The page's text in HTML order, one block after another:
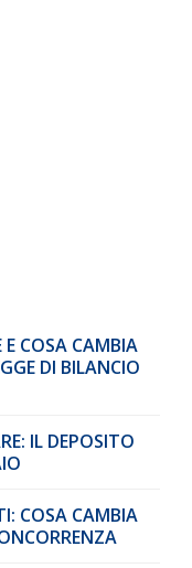
E COSA CAMBIA
DI BILANCIO
IL DEPOSITO
COSA CAMBIA